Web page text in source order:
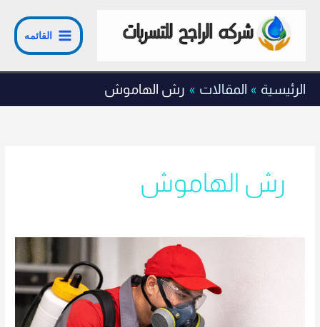
المحتوى
القائمه
الرئيسية المقالات رش الهاموش
رش الهاموش
متى